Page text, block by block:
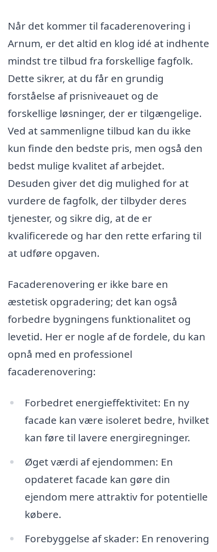
Når det kommer til facaderenovering i
Arnum, er det altid en klog idé at indhente
mindst tre tilbud fra forskellige fagfolk.
Dette sikrer, at du får en grundig
forståelse af prisniveauet og de
forskellige løsninger, der er tilgængelige.
Ved at sammenligne tilbud kan du ikke
kun finde den bedste pris, men også den
bedst mulige kvalitet af arbejdet.
Desuden giver det dig mulighed for at
vurdere de fagfolk, der tilbyder deres
tjenester, og sikre dig, at de er
kvalificerede og har den rette erfaring til
at udføre opgaven.
Facaderenovering er ikke bare en
æstetisk opgradering; det kan også
forbedre bygningens funktionalitet og
levetid. Her er nogle af de fordele, du kan
opnå med en professionel
facaderenovering:
Forbedret energieffektivitet: En ny
facade kan være isoleret bedre, hvilket
kan føre til lavere energiregninger.
Øget værdi af ejendommen: En
opdateret facade kan gøre din
ejendom mere attraktiv for potentielle
købere.
Forebyggelse af skader: En renovering